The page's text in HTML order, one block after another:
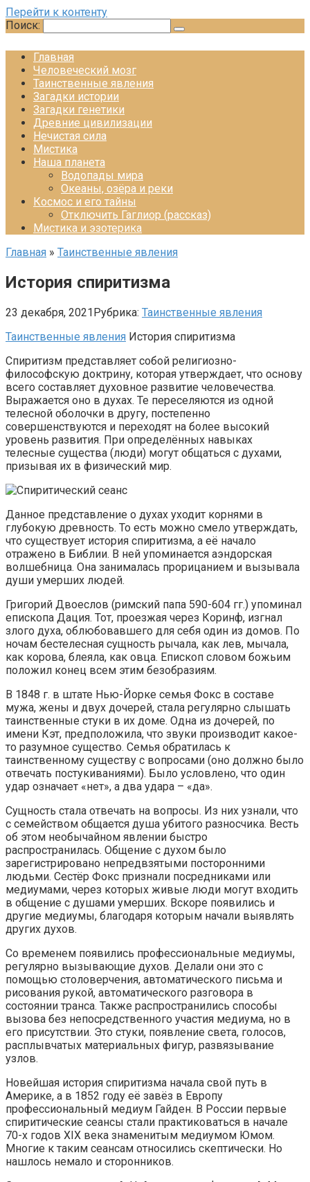
Перейти к контенту
Поиск:
Главная
Человеческий мозг
Таинственные явления
Загадки истории
Загадки генетики
Древние цивилизации
Нечистая сила
Мистика
Наша планета
Водопады мира
Океаны, озёра и реки
Космос и его тайны
Отключить Гаглиор (рассказ)
Мистика и эзотерика
Главная » Таинственные явления
История спиритизма
23 декабря, 2021Рубрика: Таинственные явления
Таинственные явления История спиритизма
Спиритизм представляет собой религиозно-
философскую доктрину, которая утверждает, что основу
всего составляет духовное развитие человечества.
Выражается оно в духах. Те переселяются из одной
телесной оболочки в другу, постепенно
совершенствуются и переходят на более высокий
уровень развития. При определённых навыках
телесные существа (люди) могут общаться с духами,
призывая их в физический мир.
Данное представление о духах уходит корнями в
глубокую древность. То есть можно смело утверждать,
что существует история спиритизма, а её начало
отражено в Библии. В ней упоминается аэндорская
волшебница. Она занималась прорицанием и вызывала
души умерших людей.
Григорий Двоеслов (римский папа 590-604 гг.) упоминал
епископа Дация. Тот, проезжая через Коринф, изгнал
злого духа, облюбовавшего для себя один из домов. По
ночам бестелесная сущность рычала, как лев, мычала,
как корова, блеяла, как овца. Епископ словом божьим
положил конец всем этим безобразиям.
В 1848 г. в штате Нью-Йорке семья Фокс в составе
мужа, жены и двух дочерей, стала регулярно слышать
таинственные стуки в их доме. Одна из дочерей, по
имени Кэт, предположила, что звуки производит какое-
то разумное существо. Семья обратилась к
таинственному существу с вопросами (оно должно было
отвечать постукиваниями). Было условлено, что один
удар означает «нет», а два удара – «да».
Сущность стала отвечать на вопросы. Из них узнали, что
с семейством общается душа убитого разносчика. Весть
об этом необычайном явлении быстро
распространилась. Общение с духом было
зарегистрировано непредвзятыми посторонними
людьми. Сестёр Фокс признали посредниками или
медиумами, через которых живые люди могут входить
в общение с душами умерших. Вскоре появились и
другие медиумы, благодаря которым начали выявлять
других духов.
Со временем появились профессиональные медиумы,
регулярно вызывающие духов. Делали они это с
помощью столоверчения, автоматического письма и
рисования рукой, автоматического разговора в
состоянии транса. Также распространились способы
вызова без непосредственного участия медиума, но в
его присутствии. Это стуки, появление света, голосов,
расплывчатых материальных фигур, развязывание
узлов.
Новейшая история спиритизма начала свой путь в
Америке, а в 1852 году её завёз в Европу
профессиональный медиум Гайден. В России первые
спиритические сеансы стали практиковаться в начале
70-х годов XIX века знаменитым медиумом Юмом.
Многие к таким сеансам относились скептически. Но
нашлось немало и сторонников.